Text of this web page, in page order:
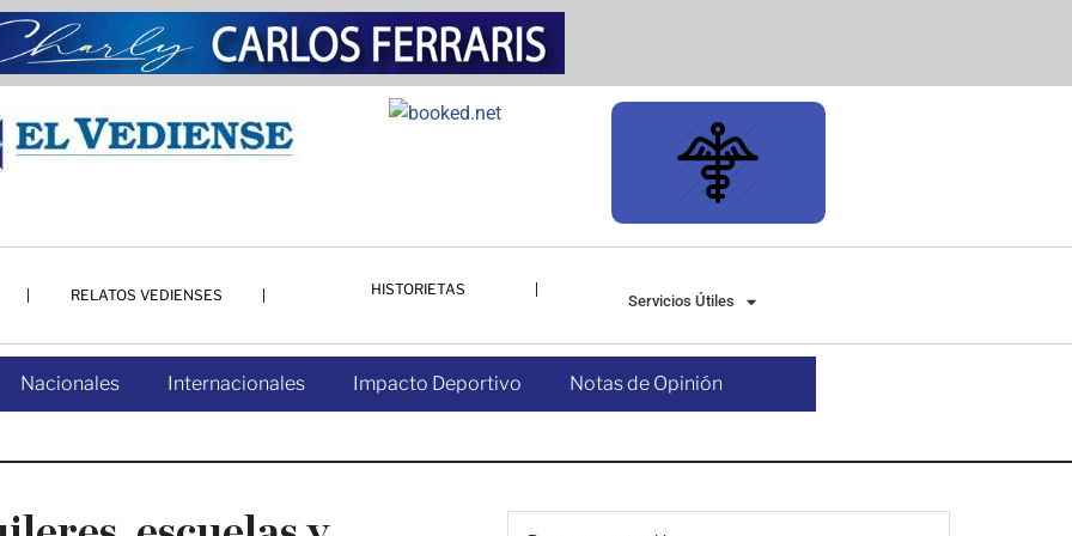
RELATOS VEDIENSES HISTORIETAS
Servicios Útiles
Nacionales Internacionales Impacto Deportivo Notas de Opinión